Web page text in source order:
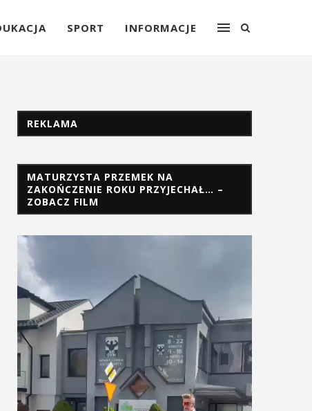
SPORT INFORMACJE
REKLAMA
MATURZYSTA PRZEMEK NA
ZAKOŃCZENIE ROKU PRZYJECHAŁ… –
ZOBACZ FILM
Odtwarzacz
video